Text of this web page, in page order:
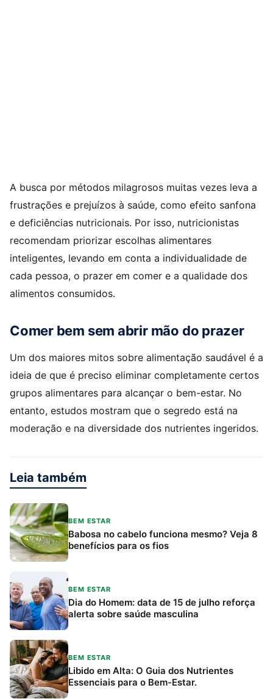
A busca por métodos milagrosos muitas vezes leva a
frustrações e prejuízos à saúde, como efeito sanfona
e deficiências nutricionais. Por isso, nutricionistas
recomendam priorizar escolhas alimentares
inteligentes, levando em conta a individualidade de
cada pessoa, o prazer em comer e a qualidade dos
alimentos consumidos.
Comer bem sem abrir mão do prazer
Um dos maiores mitos sobre alimentação saudável é a
ideia de que é preciso eliminar completamente certos
grupos alimentares para alcançar o bem-estar. No
entanto, estudos mostram que o segredo está na
moderação e na diversidade dos nutrientes ingeridos.
Leia também
BEM ESTAR
Babosa no cabelo funciona mesmo? Veja 8
benefícios para os fios
BEM ESTAR
Dia do Homem: data de 15 de julho reforça
alerta sobre saúde masculina
BEM ESTAR
Libido em Alta: O Guia dos Nutrientes
Essenciais para o Bem-Estar.